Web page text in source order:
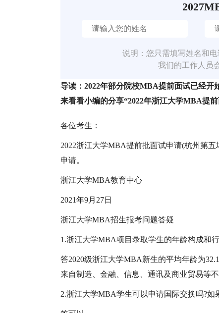
说明：您只需填写姓名和
我们的工作人员
导读：2022年部分院校MBA提前面试已经开
来看看小编的分享“2022年浙江大学MBA提
各位考生：
2022浙江大学MBA提前批面试申请(杭州第
申请。
浙江大学MBA教育中心
2021年9月27日
浙江大学MBA招生报考问题答疑
1.浙江大学MBA项目录取学生的年龄构成和
答2020级浙江大学MBA新生的平均年龄为
来自制造、金融、信息、通讯及商业贸易等不
2.浙江大学MBA学生可以申请国际交换吗?如